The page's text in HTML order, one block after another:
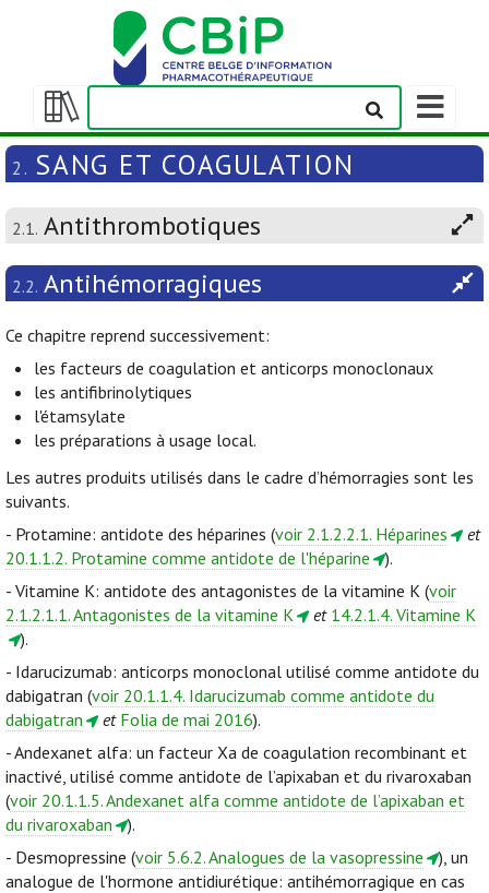
Afficher/masquer
la
table
matières
Afficher/
la
barre
navigation
2. SANG ET COAGULATION
2.1. Antithrombotiques
2.2. Antihémorragiques
Ce chapitre reprend successivement:
les facteurs de coagulation et anticorps monoclonaux
les antifibrinolytiques
l'étamsylate
les préparations à usage local.
Les autres produits utilisés dans le cadre d’hémorragies sont les
suivants.
- Protamine: antidote des héparines (voir 2.1.2.2.1. Héparines
et
20.1.1.2. Protamine comme antidote de l'héparine
).
- Vitamine K: antidote des antagonistes de la vitamine K (voir
2.1.2.1.1. Antagonistes de la vitamine K
et 14.2.1.4. Vitamine K
).
- Idarucizumab: anticorps monoclonal utilisé comme antidote du
dabigatran (voir 20.1.1.4. Idarucizumab comme antidote du
dabigatran
et Folia de mai 2016).
- Andexanet alfa: un facteur Xa de coagulation recombinant et
inactivé, utilisé comme antidote de l’apixaban et du rivaroxaban
(voir 20.1.1.5. Andexanet alfa comme antidote de l’apixaban et
du rivaroxaban
).
- Desmopressine (voir 5.6.2. Analogues de la vasopressine
), un
analogue de l'hormone antidiurétique: antihémorragique en cas